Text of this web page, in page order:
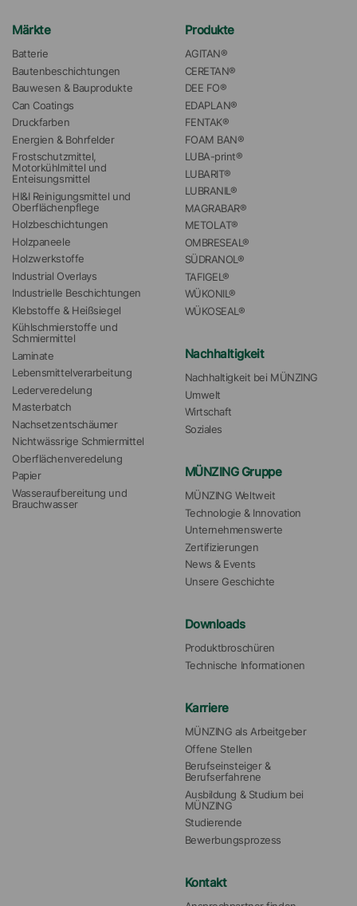
Märkte
Batterie
Bautenbeschichtungen
Bauwesen & Bauprodukte
Can Coatings
Druckfarben
Energien & Bohrfelder
Frostschutzmittel,
Motorkühlmittel und
Enteisungsmittel
HI&I Reinigungsmittel und
Oberflächenpflege
Holzbeschichtungen
Holzpaneele
Holzwerkstoffe
Industrial Overlays
Industrielle Beschichtungen
Klebstoffe & Heißsiegel
Kühlschmierstoffe und
Schmiermittel
Laminate
Lebensmittelverarbeitung
Lederveredelung
Masterbatch
Nachsetzentschäumer
Nichtwässrige Schmiermittel
Oberflächenveredelung
Papier
Wasseraufbereitung und
Brauchwasser
Produkte
AGITAN®
CERETAN®
DEE FO®
EDAPLAN®
FENTAK®
FOAM BAN®
LUBA-print®
LUBARIT®
LUBRANIL®
MAGRABAR®
METOLAT®
OMBRESEAL®
SÜDRANOL®
TAFIGEL®
WÜKONIL®
WÜKOSEAL®
Nachhaltigkeit
Nachhaltigkeit bei MÜNZING
Umwelt
Wirtschaft
Soziales
MÜNZING Gruppe
MÜNZING Weltweit
Technologie & Innovation
Unternehmenswerte
Zertifizierungen
News & Events
Unsere Geschichte
Downloads
Produktbroschüren
Technische Informationen
Karriere
MÜNZING als Arbeitgeber
Offene Stellen
Berufseinsteiger &
Berufserfahrene
Ausbildung & Studium bei
MÜNZING
Studierende
Bewerbungsprozess
Kontakt